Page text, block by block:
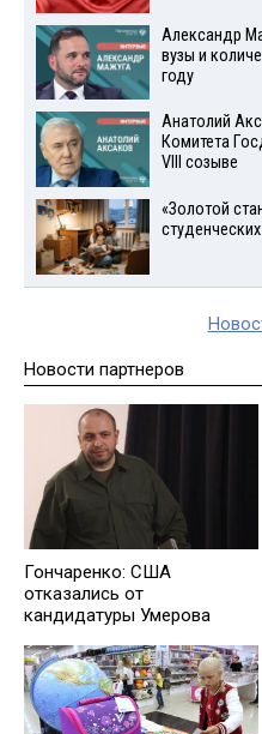
Александр
вузы и
году
Анатолий
Комитета
VIII созыве
«Золотой
Новости партнеров
Гончаренко: США
отказались от
кандидатуры Умерова